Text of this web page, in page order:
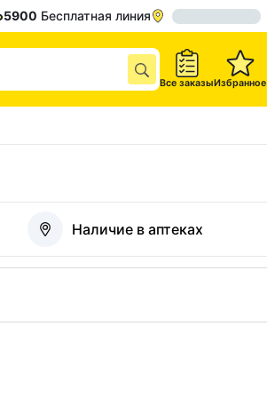
5900 Бесплатная линия
Все заказыИзбранное
Наличие в аптеках